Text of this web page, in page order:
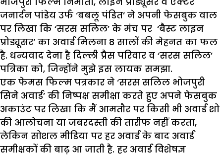
जनार्दन पांडेय उर्फ ‘बबलू पंडित’ ने अपनी फेसबुक वाल
पर लिखा कि ‘सरस सलिल’ के मंच पर ‘बैस्ट लाइन
प्रोड्यूसर’ का अवार्ड मिलना 8 सालों की मेहनत का फल
है. धन्यवाद देना है दिल्ली प्रैस परिवार व ‘सरस सलिल’
पत्रिका को, जिन्होंने मुझे इस लायक समझा.
एक फेमस फिल्म पत्रकार ने ‘सरस सलिल भोजपुरी
सिने अवार्ड’ की निष्पक्ष समीक्षा करते हुए अपने फेसबुक
अकाउंट पर लिखा कि मैं आमतौर पर किसी भी अवार्ड शो
की आलोचना या जबरदस्ती की तारीफ नहीं करता,
लेकिन सोशल मीडिया पर हर अवार्ड के बाद अवार्ड
समीक्षकों की बाढ़ आ जाती है. हर अवार्ड विशेषज्ञ